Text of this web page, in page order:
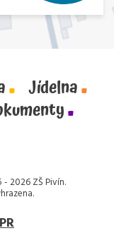
Jídelna
2026 ZŠ Pivín.